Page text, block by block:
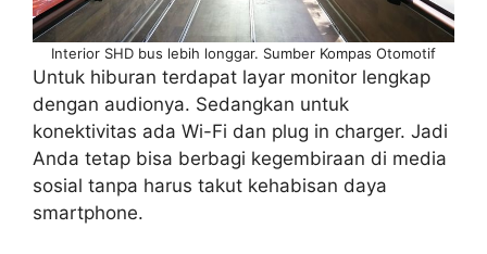
Interior SHD bus lebih longgar. Sumber Kompas Otomotif
Untuk hiburan terdapat layar monitor lengkap
dengan audionya. Sedangkan untuk
konektivitas ada Wi-Fi dan plug in charger. Jadi
Anda tetap bisa berbagi kegembiraan di media
sosial tanpa harus takut kehabisan daya
smartphone.